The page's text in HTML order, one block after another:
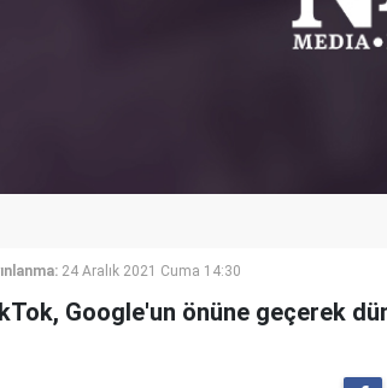
24 Aralık 2021 Cuma 14:30
Google'un önüne geçerek